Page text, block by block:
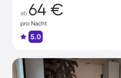
ab 64 €
pro Nacht
5.0